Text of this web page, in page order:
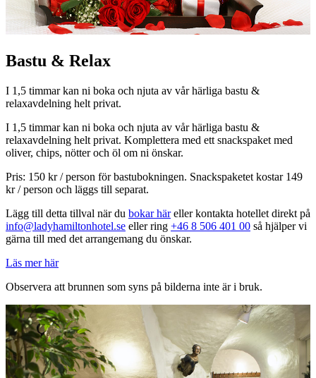
Bastu & Relax
I 1,5 timmar kan ni boka och njuta av vår härliga bastu &
relaxavdelning helt privat.
I 1,5 timmar kan ni boka och njuta av vår härliga bastu &
relaxavdelning helt privat. Komplettera med ett snackspaket med
oliver, chips, nötter och öl om ni önskar.
Pris: 150 kr / person för bastubokningen. Snackspaketet kostar 149
kr / person och läggs till separat.
Lägg till detta tillval när du bokar häreller kontakta hotellet direkt på
info@ladyhamiltonhotel.se eller ring +46 8 506 401 00 så hjälper vi
gärna till med det arrangemang du önskar.
Läs mer här
Observera att brunnen som syns på bilderna inte är i bruk.